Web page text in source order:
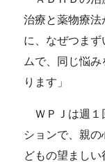
治療と薬物療法
に、なぜつま
ムで、同じ悩
ります」
ＷＰＪは週１
ションで、親
どもの望まし